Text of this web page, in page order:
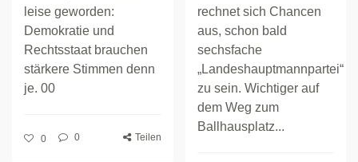
leise geworden:
Demokratie und
Rechtsstaat brauchen
stärkere Stimmen denn
je. 00
0 0 Teilen
rechnet sich Chancen
aus, schon bald
sechsfache
„Landeshauptmannpartei“
zu sein. Wichtiger auf
dem Weg zum
Ballhausplatz...